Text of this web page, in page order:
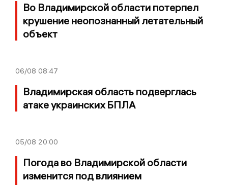
Во Владимирской области потерпел
крушение неопознанный летательный
объект
06/08 08:47
Владимирская область подверглась
атаке украинских БПЛА
05/08 20:00
Погода во Владимирской области
изменится под влиянием